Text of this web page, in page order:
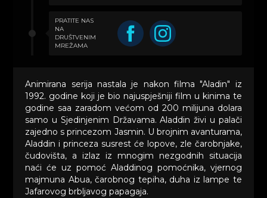
PRATITE NAS
NA
DRUŠTVENIM
MREŽAMA
Animirana serija nastala je nakon filma "Aladin" iz
1992. godine koji je bio najuspješniji film u kinima te
godine saa zaradom većom od 200 milijuna dolara
samo u Sjedinjenim Državama. Aladdin živi u palači
zajedno s princezom Jasmin. U brojnim avanturama,
Aladdin i princeza susrest će lopove, zle čarobnjake,
čudovišta, a izlaz iz mnogim nezgodnih situacija
naći će uz pomoć Aladdinog pomoćnika, vjernog
majmuna Abua, čarobnog tepiha, duha iz lampe te
Jafarovog brbljavog papagaja.